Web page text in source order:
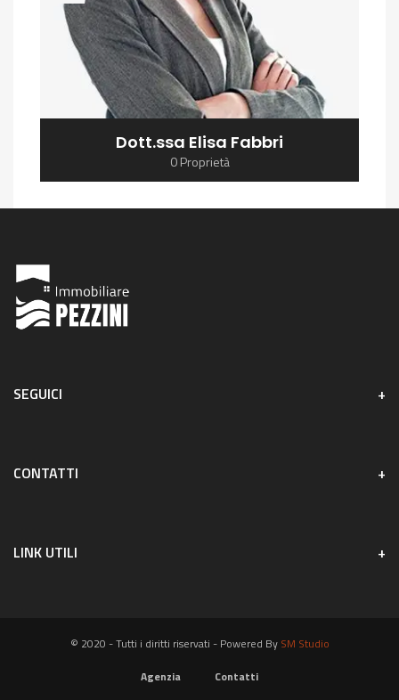
Dott.ssa Elisa Fabbri
0 Proprietà
SEGUICI
CONTATTI
LINK UTILI
© 2020 - Tutti i diritti riservati - Powered By SM Studio
Agenzia
Contatti